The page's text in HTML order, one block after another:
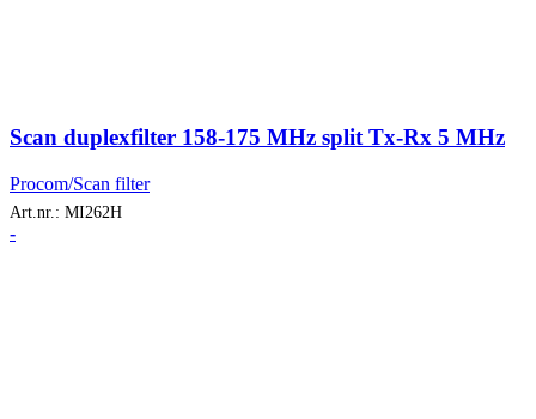
Scan duplexfilter 158-175 MHz split Tx-Rx 5 MHz
Procom/Scan filter
Art.nr.: MI262H
-